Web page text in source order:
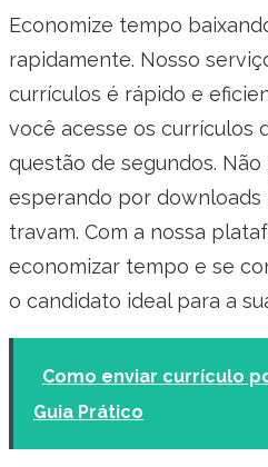
Economize tempo
rapidamente. Nosso
currículos é rápido e
você acesse os currículos
questão de segundos.
esperando por downloads
travam. Com a nossa
economizar tempo e se
o candidato ideal para a
Como enviar currículo
Guia Prático